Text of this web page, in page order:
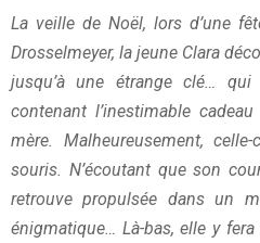
La veille de Noël, lors d’une
Drosselmeyer, la jeune Clara
jusqu’à une étrange clé…
contenant l’inestimable
mère. Malheureusement,
souris. N’écoutant que son
retrouve propulsée dans un
énigmatique… Là-bas, elle y